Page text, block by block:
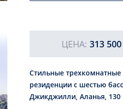
ЦЕНА: 313
Стильные
резиденции с шестью
Джикджилли, Аланья, 130